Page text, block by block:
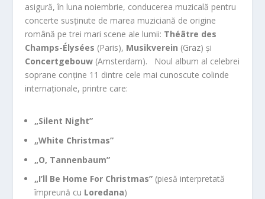
asigură, în luna noiembrie, conducerea muzicală pentru
concerte susținute de marea muziciană de origine
română pe trei mari scene ale lumii: Théâtre des
Champs-Élysées (Paris), Musikverein (Graz) și
Concertgebouw (Amsterdam). Noul album al celebrei
soprane conține 11 dintre cele mai cunoscute colinde
internaționale, printre care:
„Silent Night”
„White Christmas”
„O, Tannenbaum”
„I’ll Be Home For Christmas” (piesă interpretată
împreună cu Loredana)